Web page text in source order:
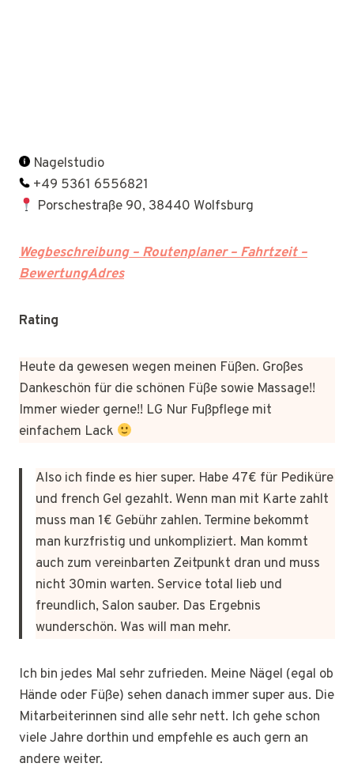
Nagelstudio
+49 5361 6556821
Porschestraße 90, 38440 Wolfsburg
Wegbeschreibung – Routenplaner – Fahrtzeit –
BewertungAdres
Rating
Heute da gewesen wegen meinen Füßen. Großes
Dankeschön für die schönen Füße sowie Massage!!
Immer wieder gerne!! LG Nur Fußpflege mit
einfachem Lack
Also ich finde es hier super. Habe 47€ für Pediküre
und french Gel gezahlt. Wenn man mit Karte zahlt
muss man 1€ Gebühr zahlen. Termine bekommt
man kurzfristig und unkompliziert. Man kommt
auch zum vereinbarten Zeitpunkt dran und muss
nicht 30min warten. Service total lieb und
freundlich, Salon sauber. Das Ergebnis
wunderschön. Was will man mehr.
Ich bin jedes Mal sehr zufrieden. Meine Nägel (egal ob
Hände oder Füße) sehen danach immer super aus. Die
Mitarbeiterinnen sind alle sehr nett. Ich gehe schon
viele Jahre dorthin und empfehle es auch gern an
andere weiter.